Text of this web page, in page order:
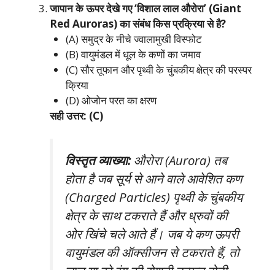
जापान के ऊपर देखे गए ‘विशाल लाल औरोरा’ (Giant
Red Auroras) का संबंध किस प्रक्रिया से है?
(A) समुद्र के नीचे ज्वालामुखी विस्फोट
(B) वायुमंडल में धूल के कणों का जमाव
(C) सौर तूफान और पृथ्वी के चुंबकीय क्षेत्र की परस्पर
क्रिया
(D) ओजोन परत का क्षरण
सही उत्तर: (C)
विस्तृत व्याख्या:औरोरा (Aurora) तब
होता है जब सूर्य से आने वाले आवेशित कण
(Charged Particles) पृथ्वी के चुंबकीय
क्षेत्र के साथ टकराते हैं और ध्रुवों की
ओर खिंचे चले आते हैं। जब ये कण ऊपरी
वायुमंडल की ऑक्सीजन से टकराते हैं, तो